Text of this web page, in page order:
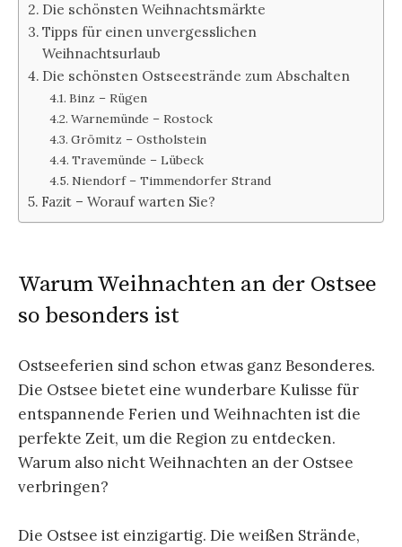
Die schönsten Weihnachtsmärkte
Tipps für einen unvergesslichen
Weihnachtsurlaub
Die schönsten Ostseestrände zum Abschalten
Binz – Rügen
Warnemünde – Rostock
Grömitz – Ostholstein
Travemünde – Lübeck
Niendorf – Timmendorfer Strand
Fazit – Worauf warten Sie?
Warum Weihnachten an der Ostsee
so besonders ist
Ostseeferien sind schon etwas ganz Besonderes.
Die Ostsee bietet eine wunderbare Kulisse für
entspannende Ferien und Weihnachten ist die
perfekte Zeit, um die Region zu entdecken.
Warum also nicht Weihnachten an der Ostsee
verbringen?
Die Ostsee ist einzigartig. Die weißen Strände,